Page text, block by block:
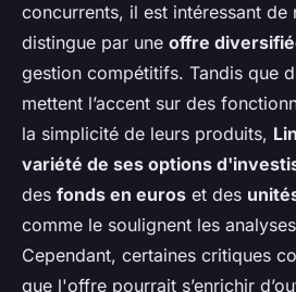
concurrents, il est intéressant de
distingue par une offre
gestion compétitifs. Tandis que
mettent l’accent sur des
la simplicité de leurs produits,
variété de ses options
des fonds en euros et des
comme le soulignent les
Cependant, certaines critiques
que l'offre pourrait s’enrichir